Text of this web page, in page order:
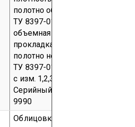
полотно объемное нетканое
ТУ 8397-018-18129384-95
объемная масса 0,02-0,08 г/см³;
прокладка огнезащитная -
полотно нетканое «Огнетекс»
ТУ 8397-012-49957293-2005
с изм. 1,2,3 толщиной 3,5 мм)
Серийный выпуск
9990
Облицовка основания кресла